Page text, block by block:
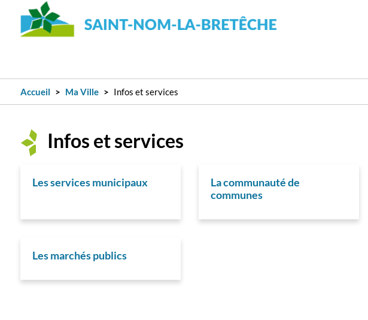
Accueil Ma Ville Infos et services
Infos et services
Les services municipaux
La communauté de
communes
Les marchés publics